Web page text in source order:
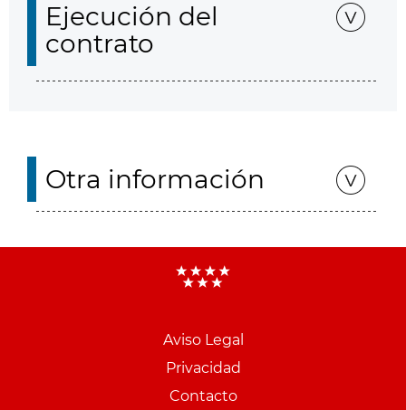
Ejecución del
contrato
Otra información
Aviso Legal
Privacidad
Contacto